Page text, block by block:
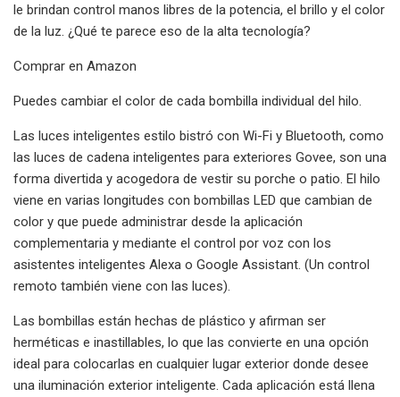
le brindan control manos libres de la potencia, el brillo y el color
de la luz. ¿Qué te parece eso de la alta tecnología?
Comprar en Amazon
Puedes cambiar el color de cada bombilla individual del hilo.
Las luces inteligentes estilo bistró con Wi-Fi y Bluetooth, como
las luces de cadena inteligentes para exteriores Govee, son una
forma divertida y acogedora de vestir su porche o patio. El hilo
viene en varias longitudes con bombillas LED que cambian de
color y que puede administrar desde la aplicación
complementaria y mediante el control por voz con los
asistentes inteligentes Alexa o Google Assistant. (Un control
remoto también viene con las luces).
Las bombillas están hechas de plástico y afirman ser
herméticas e inastillables, lo que las convierte en una opción
ideal para colocarlas en cualquier lugar exterior donde desee
una iluminación exterior inteligente. Cada aplicación está llena